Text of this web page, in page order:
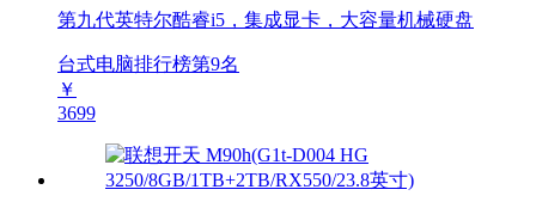
第九代英特尔酷睿i5，集成显卡，大容量机械硬盘
台式电脑排行榜第9名
￥
3699